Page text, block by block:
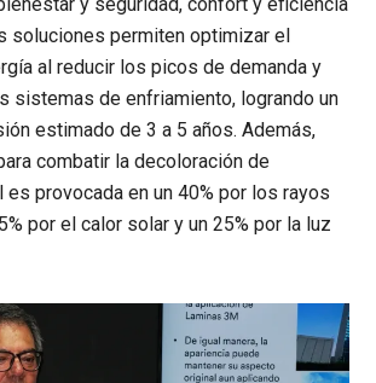
soluciones permiten optimizar el
al reducir los picos de demanda y
sistemas de enfriamiento, logrando un
estimado de 3 a 5 años. Además,
combatir la decoloración de
es provocada en un 40% por los rayos
por el calor solar y un 25% por la luz